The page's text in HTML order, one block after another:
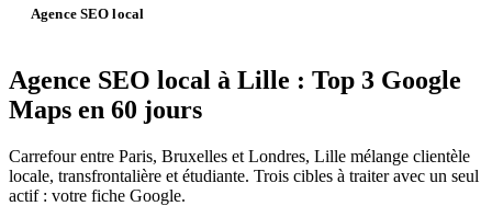
Agence SEO local
Agence SEO local à Lille : Top 3 Google
Maps en 60 jours
Carrefour entre Paris, Bruxelles et Londres, Lille mélange clientèle
locale, transfrontalière et étudiante. Trois cibles à traiter avec un seul
actif : votre fiche Google.